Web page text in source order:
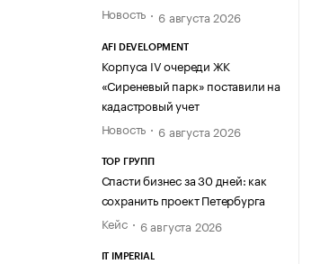
Новость
6 августа 2026
AFI DEVELOPMENT
Корпуса IV очереди ЖК
«Сиреневый парк» поставили на
кадастровый учет
Новость
6 августа 2026
ТОР ГРУПП
Спасти бизнес за 30 дней: как
сохранить проект Петербурга
Кейс
6 августа 2026
IT IMPERIAL